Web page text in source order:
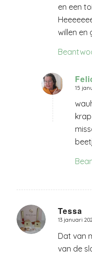
en een
willen en
15
Tessa
zegt:
13 januari
Dat van
van de